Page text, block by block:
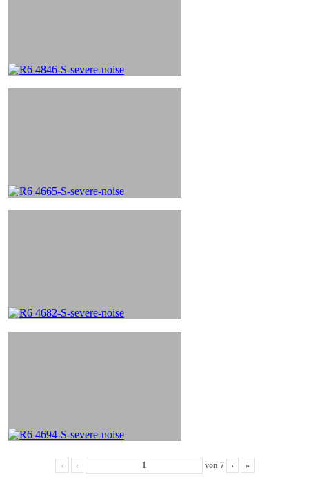
« ‹ von 7 › »